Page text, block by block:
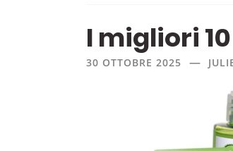
I migliori
30 OTTOBRE 2025 —